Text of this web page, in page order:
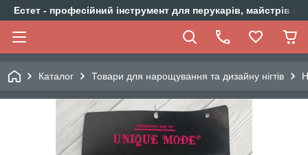
Естет - професійний інструмент для перукарів, майстрів
Каталог Товари для нарощування та дизайну нігтів